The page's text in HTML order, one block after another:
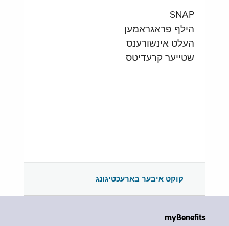
SNAP
הילף פראגראמען
העלט אינשורענס
שטייער קרעדיטס
קוקט איבער בארעכטיגונג
myBenefits